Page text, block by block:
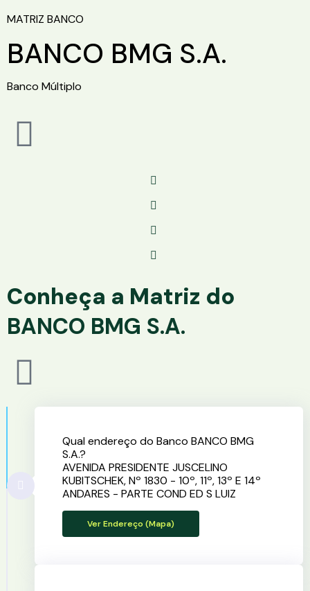
MATRIZ BANCO
BANCO BMG S.A.
Banco Múltiplo
Conheça a Matriz do
BANCO BMG S.A.
Qual endereço do Banco BANCO BMG
S.A.?
AVENIDA PRESIDENTE JUSCELINO
KUBITSCHEK, Nº 1830 - 10º, 11º, 13º E 14º
ANDARES - PARTE COND ED S LUIZ
Ver Endereço (Mapa)